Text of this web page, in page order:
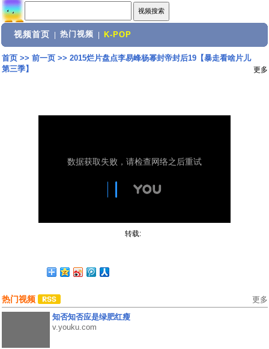
视频首页 热门视频 K-POP
首页>> 前一页>> 2015烂片盘点李易峰杨幂封帝封后19【暴走看啥片儿
第三季】
更多
转载:
热门视频 更多
知否知否应是绿肥红瘦
v.youku.com